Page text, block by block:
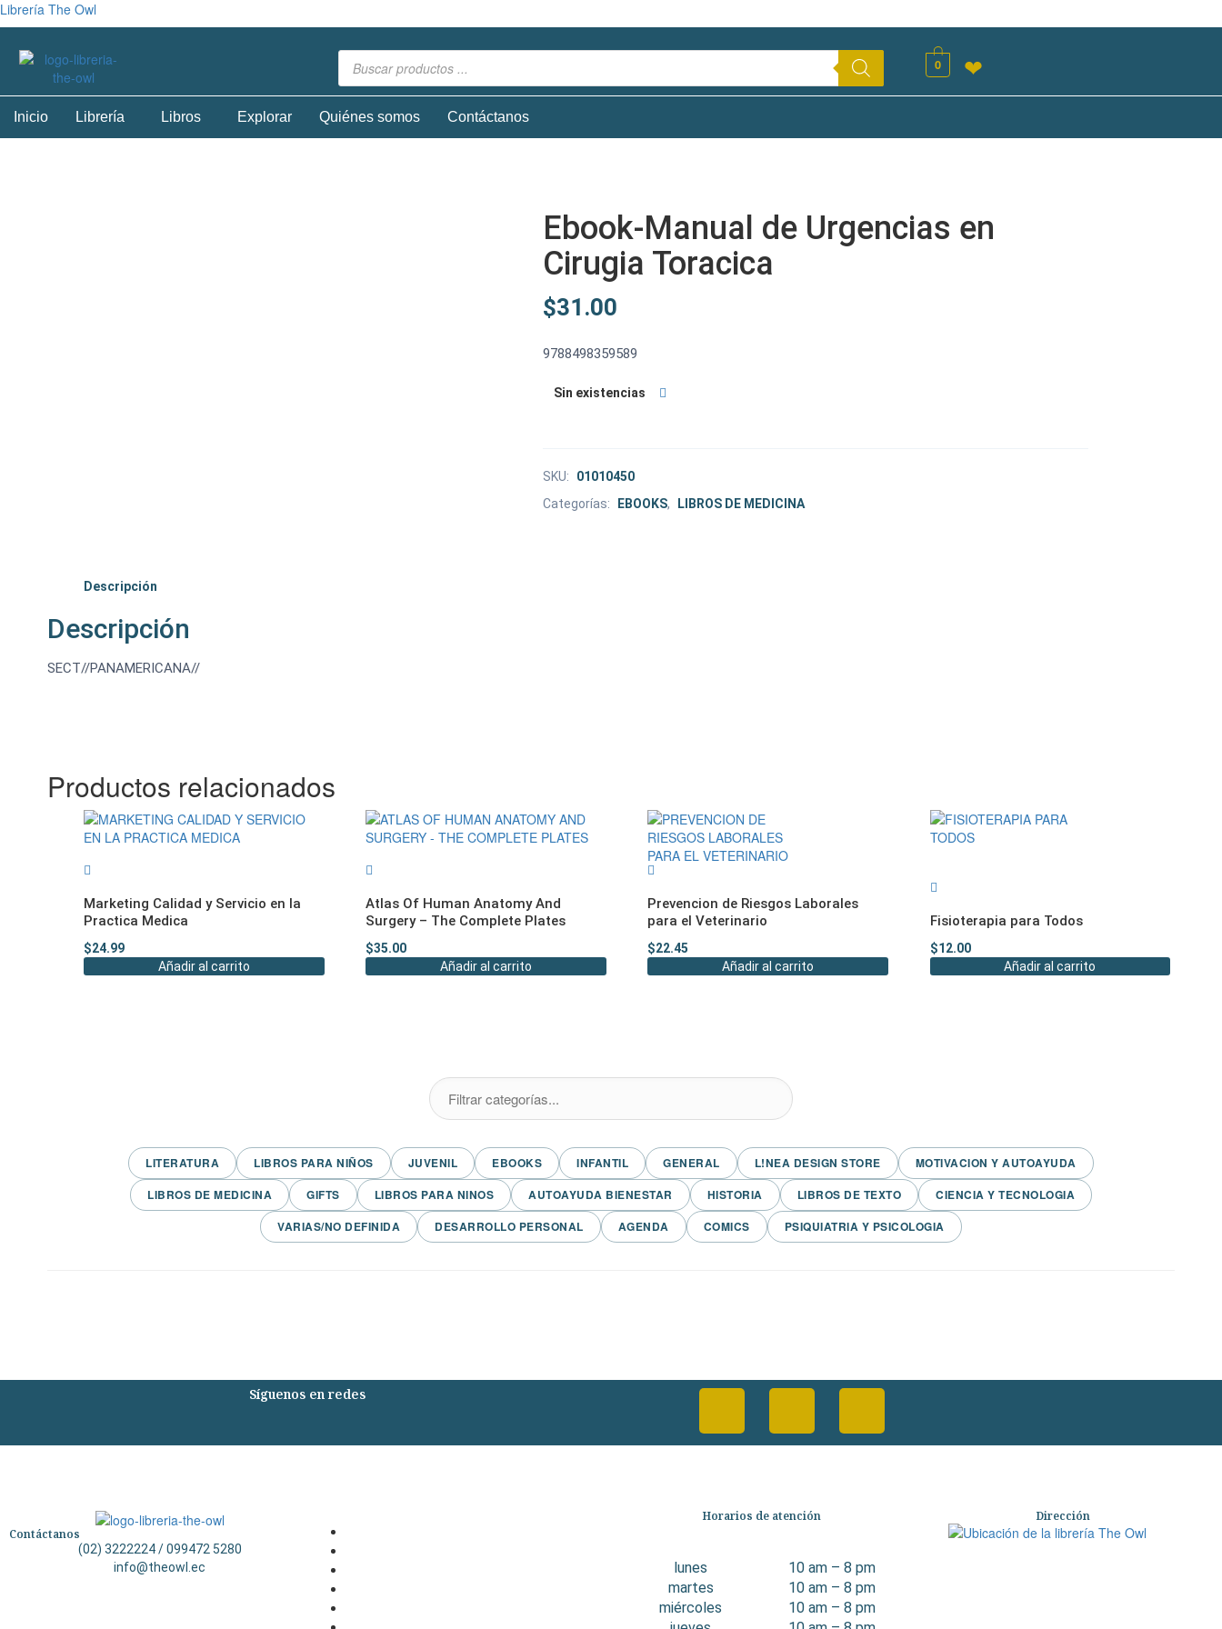
Librería The Owl
0 ❤
Inicio Librería Libros Explorar Quiénes somos Contáctanos
Ebook-Manual de Urgencias en
Cirugia Toracica
$31.00
9788498359589
Sin existencias
SKU:
01010450
Categorías:
EBOOKS, LIBROS DE MEDICINA
Descripción
Descripción
SECT//PANAMERICANA//
Productos relacionados
Marketing Calidad y Servicio en la
Practica Medica
$24.99
Añadir al carrito
Atlas Of Human Anatomy And
Surgery – The Complete Plates
$35.00
Añadir al carrito
Prevencion de Riesgos Laborales
para el Veterinario
$22.45
Añadir al carrito
Fisioterapia para Todos
$12.00
Añadir al carrito
LITERATURA LIBROS PARA NIÑOS JUVENIL EBOOKS INFANTIL GENERAL L!NEA DESIGN STORE
MOTIVACION Y AUTOAYUDA
LIBROS DE MEDICINA
GIFTS LIBROS PARA NINOS AUTOAYUDA BIENESTAR HISTORIA LIBROS DE TEXTO
CIENCIA Y TECNOLOGIA
VARIAS/NO DEFINIDA
DESARROLLO PERSONAL AGENDA COMICS PSIQUIATRIA Y PSICOLOGIA
Síguenos en redes
Contáctanos
(02) 3222224 / 099472 5280
info@theowl.ec
Horarios de atención
lunes
10 am – 8 pm
martes
10 am – 8 pm
miércoles
10 am – 8 pm
Dirección